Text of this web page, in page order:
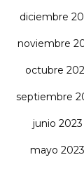
diciembre
noviembre
octubre
septiembre
junio 2023
mayo 2023